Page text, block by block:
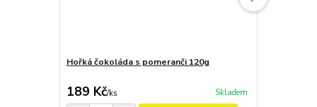
Hořká čokoláda s pomeranči 120g
189 Kč/ks Skladem